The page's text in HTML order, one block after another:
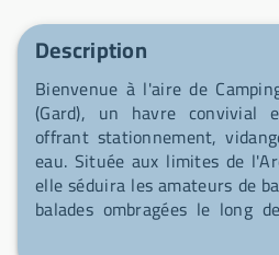
Description
Bienvenue à l'aire de
(Gard), un havre convivial
offrant stationnement,
eau. Située aux limites de
elle séduira les amateurs de
balades ombragées le long
minier et de découvertes des